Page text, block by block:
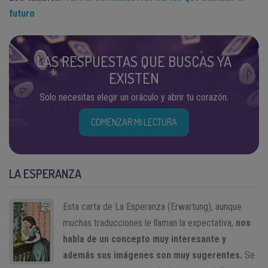
futuro
LAS RESPUESTAS QUE BUSCAS YA
EXISTEN
Solo necesitas elegir un oráculo y abrir tu corazón.
COMENZAR MI LECTURA
LA ESPERANZA
Esta carta de La Esperanza (Erwartung), aunque
muchas traducciones le llaman la expectativa, nos
habla de un concepto muy interesante y
además sus imágenes son muy sugerentes. Se